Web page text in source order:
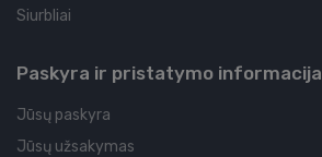
Siurbliai
Paskyra ir pristatymo informacija
Jūsų paskyra
Jūsų užsakymas